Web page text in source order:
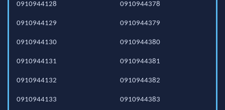
0910944128
0910944129
0910944130
0910944131
0910944132
0910944133
0910944378
0910944379
0910944380
0910944381
0910944382
0910944383